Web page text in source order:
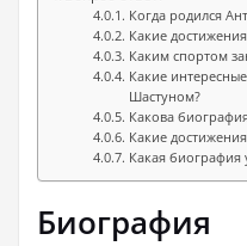
Когда родился
Какие
Каким спортом
Какие
Шастуном?
Какова
Какие
Какая биография
Биография